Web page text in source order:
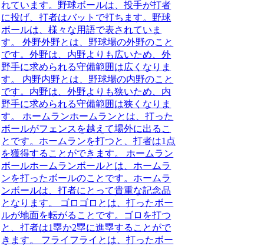
れています。野球ボールは、投手が打者
に投げ、打者はバットで打ちます。野球
ボールは、様々な用語で表されていま
す。 外野外野とは、野球場の外野のこと
です。外野は、内野よりも広いため、外
野手に求められる守備範囲は広くなりま
す。 内野内野とは、野球場の内野のこと
です。内野は、外野よりも狭いため、内
野手に求められる守備範囲は狭くなりま
す。 ホームランホームランとは、打った
ボールがフェンスを越えて場外に出るこ
とです。ホームランを打つと、打者は1点
を獲得することができます。 ホームラン
ボールホームランボールとは、ホームラ
ンを打ったボールのことです。ホームラ
ンボールは、打者にとって貴重な記念品
となります。 ゴロゴロとは、打ったボー
ルが地面を転がることです。ゴロを打つ
と、打者は1塁か2塁に進塁することがで
きます。 フライフライとは、打ったボー